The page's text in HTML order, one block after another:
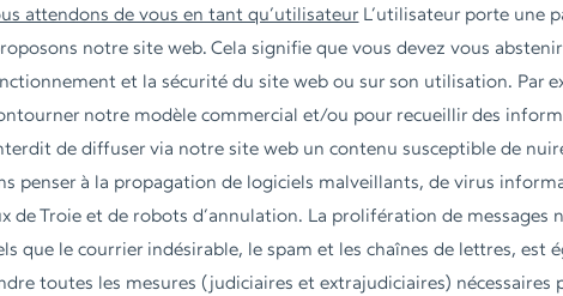
attendons de vous en tant qu’utilisateurL’utilisateur porte une
notre site web. Cela signifie que vous devez vous
et la sécurité du site web ou sur son utilisation. Par
notre modèle commercial et/ou pour recueillir des
de diffuser via notre site web un contenu susceptible de
penser à la propagation de logiciels malveillants, de virus
de Troie et de robots d’annulation. La prolifération de
que le courrier indésirable, le spam et les chaînes de lettres, est
toutes les mesures (judiciaires et extrajudiciaires)